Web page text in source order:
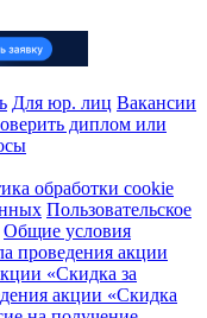
Для юр. лиц Вакансии
диплом или
обработки cookie
Пользовательское
Общие условия
проведения акции
«Скидка за
акции «Скидка